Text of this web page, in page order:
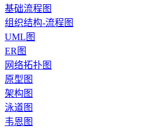
基础流程图
组织结构-流程图
UML图
ER图
网络拓扑图
原型图
架构图
泳道图
韦恩图